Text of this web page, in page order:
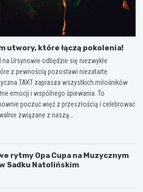
utwory, które łączą pokolenia!
Ursynowie odbędzie się niezwykłe
z pewnością pozostawi niezatarte
TAKT zaprasza wszystkich miłośników
emocji i wspólnego śpiewania. To
poczuć więź z przeszłością i celebrować
związane z naszą…
rytmy Opa Cupa na Muzycznym
Sadku Natolińskim